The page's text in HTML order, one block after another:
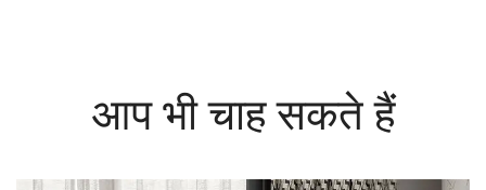
आप भी चाह सकते हैं